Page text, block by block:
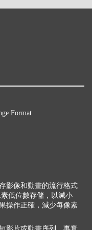
Format
影像和動畫的流行格式
低位數存儲，以減小
操作正確，減少每像素